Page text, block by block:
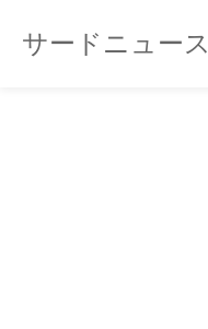
サードニュース